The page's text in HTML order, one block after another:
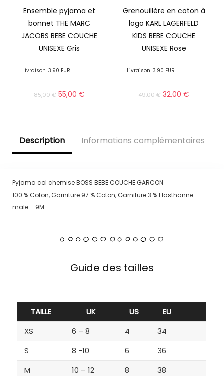
Ensemble pyjama et
bonnet THE MARC
JACOBS BEBE COUCHE
UNISEXE Gris
Livraison 3.90 EUR
85,00€ 55,00€
Grenouillère en coton à
logo KARL LAGERFELD
KIDS BEBE COUCHE
UNISEXE Rose
Livraison 3.90 EUR
49,00€ 32,00€
Description Informations complémentaires
Pyjama col chemise BOSS BEBE COUCHE GARCON
100 % Coton, Garniture 97 % Coton, Garniture 3 % Elasthanne
male – 9M
Guide des tailles
TAILLE UK US
EU
XS
6 – 8 4
34
S
8 -10 6
36
M
10 – 12 8
38